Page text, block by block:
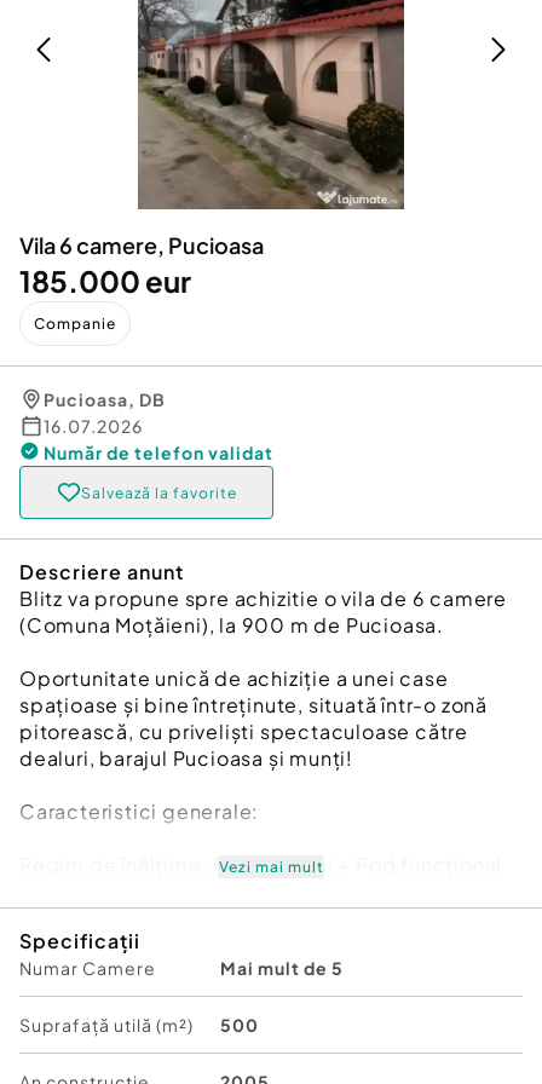
Servicii
Animale de companie
Afaceri și echipamente profesionale
Inchiriere Bunuri si Vehicule
Utilaje agricole si industriale
Piese auto si accesorii
Dacia Duster
Vila 6 camere, Pucioasa
185.000 eur
Companie
Pucioasa, DB
16.07.2026
Număr de telefon validat
Salvează la favorite
Descriere anunt
Blitz va propune spre achizitie o vila de 6 camere
(Comuna Moțăieni), la 900 m de Pucioasa.
Oportunitate unică de achiziție a unei case
spațioase și bine întreținute, situată într-o zonă
pitorească, cu priveliști spectaculoase către
dealuri, barajul Pucioasa și munți!
Caracteristici generale:
Regim de înălțime: Parter + Etaj + Pod funcțional
Amprentă la sol: 120 mp.
Suprafață totală teren: 912 mp (500 mp construiți,
412 mp grădină amenajată).
Vezi mai mult
Specificații
Numar Camere Mai mult de 5
Suprafață utilă (m²) 500